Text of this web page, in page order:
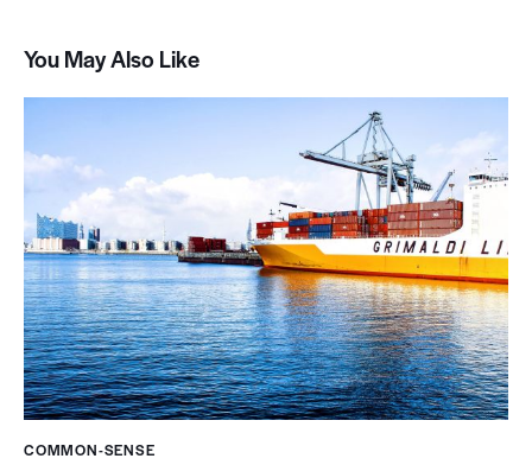
You May Also Like
COMMON-SENSE